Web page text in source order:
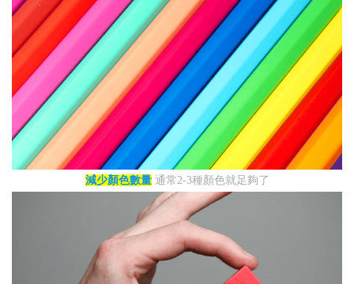
減少顏色數量通常2-3種顏色就足夠了